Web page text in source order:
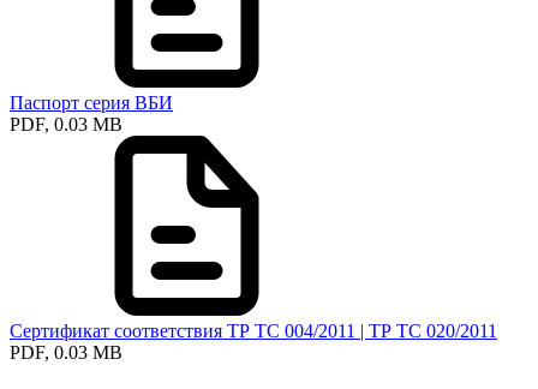
Паспорт серия ВБИ
PDF, 0.03 MB
Сертификат соответствия ТР ТС 004/2011 | ТР ТС 020/2011
PDF, 0.03 MB